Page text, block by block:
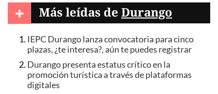
+ Más leídas de Durango
IEPC Durango lanza convocatoria para cinco
plazas, ¿te interesa?, aún te puedes registrar
Durango presenta estatus crítico en la
promoción turística a través de plataformas
digitales